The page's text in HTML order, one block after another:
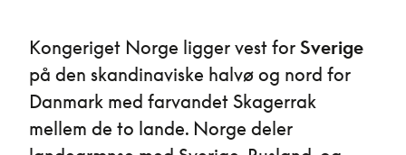
Kongeriget Norge ligger vest for Sverige
på den skandinaviske halvø og nord for
Danmark med farvandet Skagerrak
mellem de to lande. Norge deler